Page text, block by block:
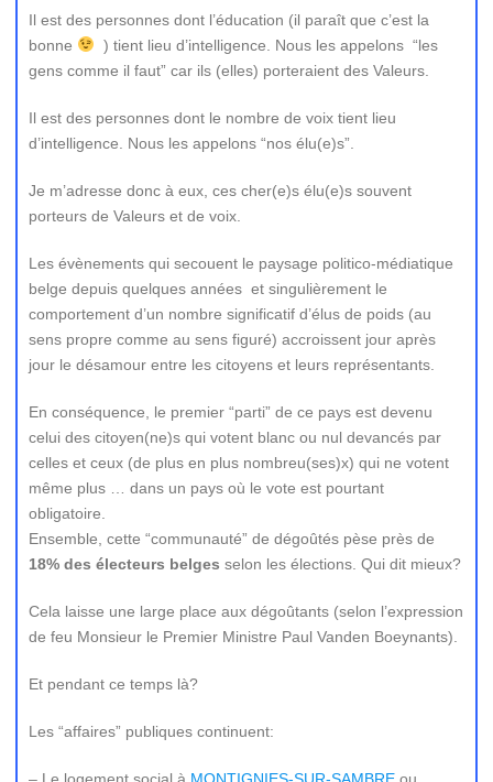
Il est des personnes dont l’éducation (il paraît que c’est la
bonne
) tient lieu d’intelligence. Nous les appelons “les
gens comme il faut” car ils (elles) porteraient des Valeurs.
Il est des personnes dont le nombre de voix tient lieu
d’intelligence. Nous les appelons “nos élu(e)s”.
Je m’adresse donc à eux, ces cher(e)s élu(e)s souvent
porteurs de Valeurs et de voix.
Les évènements qui secouent le paysage politico-médiatique
belge depuis quelques années et singulièrement le
comportement d’un nombre significatif d’élus de poids (au
sens propre comme au sens figuré) accroissent jour après
jour le désamour entre les citoyens et leurs représentants.
En conséquence, le premier “parti” de ce pays est devenu
celui des citoyen(ne)s qui votent blanc ou nul devancés par
celles et ceux (de plus en plus nombreu(ses)x) qui ne votent
même plus … dans un pays où le vote est pourtant
obligatoire.
Ensemble, cette “communauté” de dégoûtés pèse près de
18% des électeurs belges selon les élections. Qui dit mieux?
Cela laisse une large place aux dégoûtants (selon l’expression
de feu Monsieur le Premier Ministre Paul Vanden Boeynants).
Et pendant ce temps là?
Les “affaires” publiques continuent: